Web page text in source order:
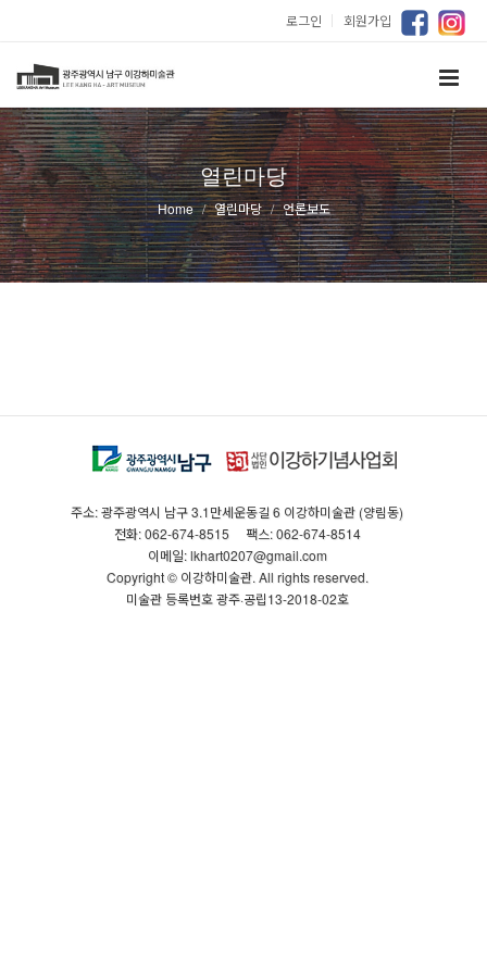
로그인 ｜ 회원가입
열린마당
Home 열린마당 언론보도
주소: 광주광역시 남구 3.1만세운동길 6 이강하미술관 (양림동)
전화: 062-674-8515
팩스: 062-674-8514
이메일: lkhart0207@gmail.com
Copyright © 이강하미술관. All rights reserved.
미술관 등록번호 광주·공립13-2018-02호